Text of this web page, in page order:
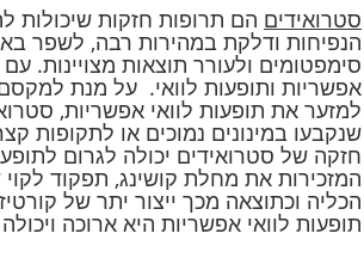
סטרואידים הם תרופות חזקות שיכולות
הנפיחות ודלקת במהירות רבה, לשפר
סימפטומים ולעורר תוצאות מצויינות.
אפשריות ותופעות לוואי. על מנת
למזער את תופעות לוואי אפשריות,
שנקבעו במינונים נמוכים או לתקופות
חזקה של סטרואידים יכולה לגרום
המזכירות את מחלת קושינג, תפקוד
הכליה וכתוצאה מכך ייצור יתר של
תופעות לוואי אפשריות היא ארוכה